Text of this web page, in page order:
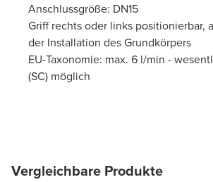
Anschlussgröße: DN15
Griff rechts oder links positionierbar,
der Installation des Grundkörpers
EU-Taxonomie: max. 6 l/min -
(SC) möglich
Vergleichbare Produkte